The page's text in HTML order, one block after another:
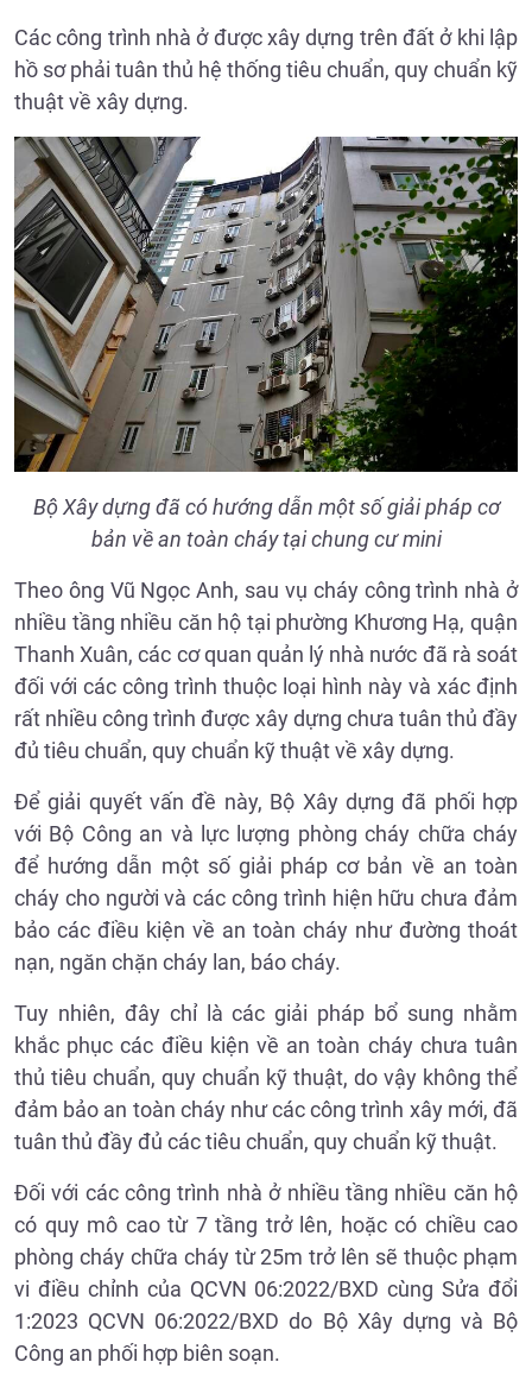
Các công trình nhà ở được xây dựng trên đất ở khi lập
hồ sơ phải tuân thủ hệ thống tiêu chuẩn, quy chuẩn kỹ
thuật về xây dựng.
Bộ Xây dựng đã có hướng dẫn một số giải pháp cơ
bản về an toàn cháy tại chung cư mini
Theo ông Vũ Ngọc Anh, sau vụ cháy công trình nhà ở
nhiều tầng nhiều căn hộ tại phường Khương Hạ, quận
Thanh Xuân, các cơ quan quản lý nhà nước đã rà soát
đối với các công trình thuộc loại hình này và xác định
rất nhiều công trình được xây dựng chưa tuân thủ đầy
đủ tiêu chuẩn, quy chuẩn kỹ thuật về xây dựng.
Để giải quyết vấn đề này, Bộ Xây dựng đã phối hợp
với Bộ Công an và lực lượng phòng cháy chữa cháy
để hướng dẫn một số giải pháp cơ bản về an toàn
cháy cho người và các công trình hiện hữu chưa đảm
bảo các điều kiện về an toàn cháy như đường thoát
nạn, ngăn chặn cháy lan, báo cháy.
Tuy nhiên, đây chỉ là các giải pháp bổ sung nhằm
khắc phục các điều kiện về an toàn cháy chưa tuân
thủ tiêu chuẩn, quy chuẩn kỹ thuật, do vậy không thể
đảm bảo an toàn cháy như các công trình xây mới, đã
tuân thủ đầy đủ các tiêu chuẩn, quy chuẩn kỹ thuật.
Đối với các công trình nhà ở nhiều tầng nhiều căn hộ
có quy mô cao từ 7 tầng trở lên, hoặc có chiều cao
phòng cháy chữa cháy từ 25m trở lên sẽ thuộc phạm
vi điều chỉnh của QCVN 06:2022/BXD cùng Sửa đổi
1:2023 QCVN 06:2022/BXD do Bộ Xây dựng và Bộ
Công an phối hợp biên soạn.